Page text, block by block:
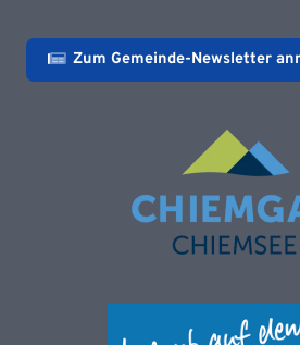
Zum Gemeinde-Newsletter